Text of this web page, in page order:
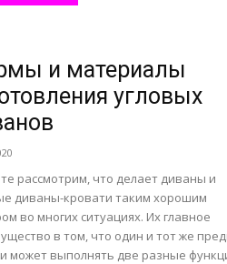
и материалы
угловых
рассмотрим, что делает диваны и
диваны-кровати таким хорошим
во многих ситуациях. Их главное
в том, что один и тот же
может выполнять две разные